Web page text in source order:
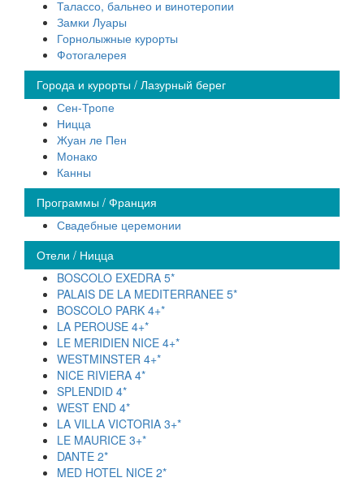
Талассо, бальнео и винотеропии
Замки Луары
Горнолыжные курорты
Фотогалерея
Города и курорты / Лазурный берег
Сен-Тропе
Ницца
Жуан ле Пен
Монако
Канны
Программы / Франция
Свадебные церемонии
Отели / Ницца
BOSCOLO EXEDRA 5*
PALAIS DE LA MEDITERRANEE 5*
BOSCOLO PARK 4+*
LA PEROUSE 4+*
LE MERIDIEN NICE 4+*
WESTMINSTER 4+*
NICE RIVIERA 4*
SPLENDID 4*
WEST END 4*
LA VILLA VICTORIA 3+*
LE MAURICE 3+*
DANTE 2*
MED HOTEL NICE 2*